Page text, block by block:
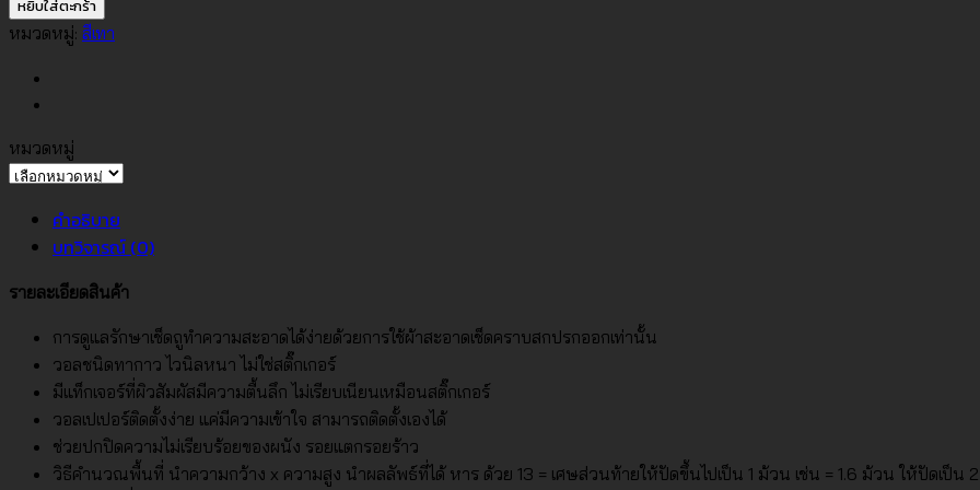
สี
อ่อน
No.2109-
5
ชิ้น
หยิบใส่ตะกร้า
หมวดหมู่: สีเทา
หมวดหมู่
หมวด
คำอธิบาย
บทวิจารณ์ (0)
รายละเอียดสินค้า
การดูแลรักษาเช็ดถูทำความสะอาดได้ง่ายด้วยการใช้ผ้าสะอาดเช็ดคราบสกปรกออกเท่านั้น
วอลชนิดทากาว ไวนิลหนา ไม่ใช่สติ๊กเกอร์
มีแท็กเจอร์ที่ผิวสัมผัสมีความตื้นลึก ไม่เรียบเนียนเหมือนสติ๊กเกอร์
วอลเปเปอร์ติดตั้งง่าย แค่มีความเข้าใจ สามารถติดตั้งเองได้
ช่วยปกปิดความไม่เรียบร้อยของผนัง รอยแตกรอยร้าว
วิธีคำนวณพื้นที่ นำความกว้าง x ความสูง นำผลลัพธ์ที่ได้ หาร ด้วย 13 = เศษส่วนท้ายให้ปัดขึ้นไปเป็น 1 ม้วน เช่น = 1.6 ม้วน ให้ปัดเป็น